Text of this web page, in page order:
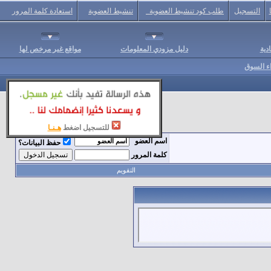
للتسجيل اضغط هـنـا
التسجيل طلب كود تنشيط العضوية تنشيط العضوية استعادة كلمة المرور
دليل مزودي المعلومات مواقع غير مرخص لها
السوق
اسم العضو
حفظ البيانات؟
كلمة المرور
التقويم